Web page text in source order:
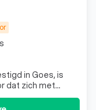
in Goes, is
dat zich met
, erfrecht en
2016 door Erna